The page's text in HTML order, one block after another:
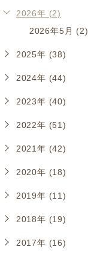
2026年 (2)
2026年5月 (2)
2025年 (38)
2024年 (44)
2023年 (40)
2022年 (51)
2021年 (42)
2020年 (18)
2019年 (11)
2018年 (19)
2017年 (16)